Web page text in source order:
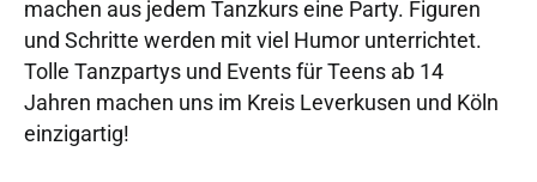
machen aus jedem Tanzkurs eine Party. Figuren
und Schritte werden mit viel Humor unterrichtet.
Tolle Tanzpartys und Events für Teens ab 14
Jahren machen uns im Kreis Leverkusen und Köln
einzigartig!